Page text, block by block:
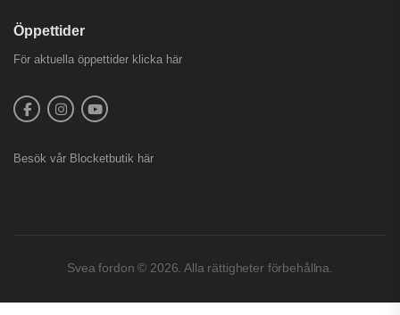
Öppettider
För aktuella öppettider klicka här
Besök vår Blocketbutik här
Svea fordon © 2026. Alla rättigheter förbehållna.